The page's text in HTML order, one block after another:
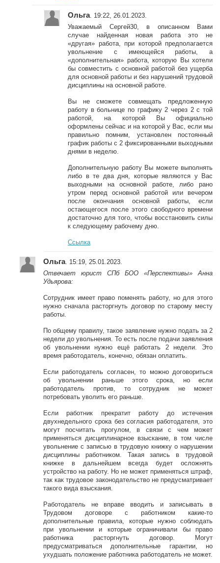
Ольга. 19:22, 26.01.2023.
Уважаемый Сергей30, в описанном Вами
случае найденная новая работа это не
«другая» работа, при которой предполагается
увольнение с имеющейся работы, а
«дополнительная» работа, которую Вы хотели
бы совместить с основной работой без ущерба
для основной работы и без нарушений трудовой
дисциплины на основной работе.
Вы не сможете совмещать предложенную
работу в больнице по графику 2 через 2 с той
работой, на которой Вы официально
оформлены сейчас и на которой у Вас, если мы
правильно помним, установлен постоянный
график работы с 2 фиксированными выходными
днями в неделю.
Дополнительную работу Вы можете выполнять
либо в те два дня, которые являются у Вас
выходными на основной работе, либо рано
утром перед основной работой или вечером
после окончания основной работы, если
остающегося после этого свободного времени
достаточно для того, чтобы восстановить силы
к следующему рабочему дню.
Ссылка
Ольга. 15:19, 25.01.2023.
Отвечает юрист СПб БОО «Перспективы» Анна
Удьярова:
Сотрудник имеет право поменять работу, но для этого
нужно сначала расторгнуть договор по старому месту
работы.
По общему правилу, такое заявление нужно подать за 2
недели до увольнения. То есть после подачи заявления
об увольнении нужно ещё работать 2 недели. Это
время работодатель, конечно, обязан оплатить.
Если работодатель согласен, то можно договориться
об увольнении раньше этого срока, но если
работодатель против, то сотрудник не может
потребовать уволить его раньше.
Если работник прекратит работу до истечения
двухнедельного срока без согласия работодателя, это
могут посчитать прогулом, в связи с чем может
применяться дисциплинарное взыскание, в том числе
увольнение с записью в трудовую книжку о нарушении
дисциплины работником. Такая запись в трудовой
книжке в дальнейшем всегда будет осложнять
устройство на работу. Но не может применяться штраф,
так как трудовое законодательство не предусматривает
такого вида взыскания.
Работодатель не вправе вводить и записывать в
Трудовом договоре с работником какие-то
дополнительные правила, которые нужно соблюдать
при увольнении и которые ограничивали бы право
работника расторгнуть договор. Могут
предусматриваться дополнительные гарантии, но
ухудшать положение работника работодатель не может.